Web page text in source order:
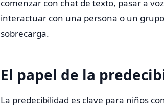
comenzar con chat de texto, pasar a
interactuar con una persona o un
sobrecarga.
El papel de la
La predecibilidad es clave para niños